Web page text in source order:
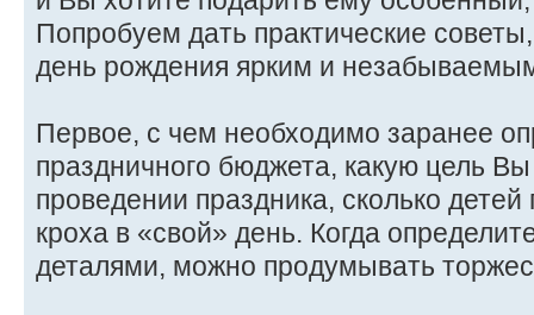
Попробуем дать практические
день рождения ярким и
Первое, с чем необходимо заранее
праздничного бюджета, какую цель
проведении праздника, сколько
кроха в «свой» день. Когда
деталями, можно продумывать